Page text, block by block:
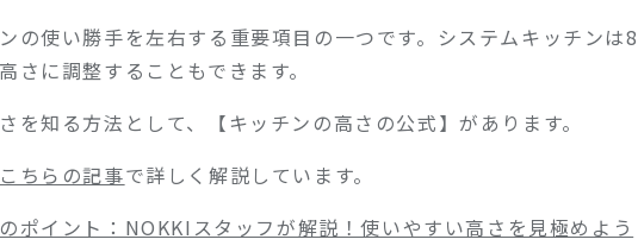
の使い勝手を左右する重要項目の一つです。システムキッチン
さに調整することもできます。
を知る方法として、【キッチンの高さの公式】があります。
こちらの記事で詳しく解説しています。
ポイント：NOKKIスタッフが解説！使いやすい高さを見極めよう